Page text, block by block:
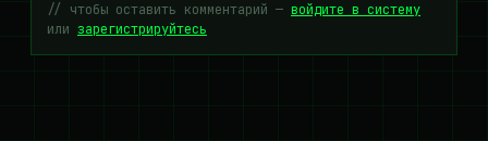
// чтобы оставить комментарий — войдите в систему
или зарегистрируйтесь